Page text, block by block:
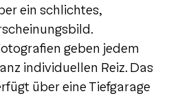
ein schlichtes,
geben jedem
individuellen Reiz. Das
über eine Tiefgarage